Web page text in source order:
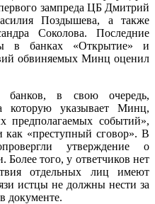
зампреда ЦБ Дмитрий
Поздышева, а также
Соколова. Последние
в банках «Открытие» и
обвиняемых Минц оценил
банков, в свою очередь,
которую указывает Минц,
предполагаемых событий»,
как «преступный сговор». В
утверждение о
того, у ответчиков нет
отдельных лиц имеют
истцы не должны нести за
документе.